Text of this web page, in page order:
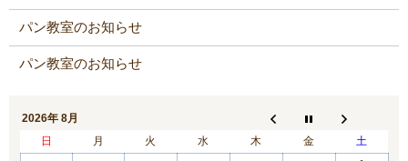
パン教室のお知らせ
パン教室のお知らせ
2026年 8月
日
月 火 水 木 金
土